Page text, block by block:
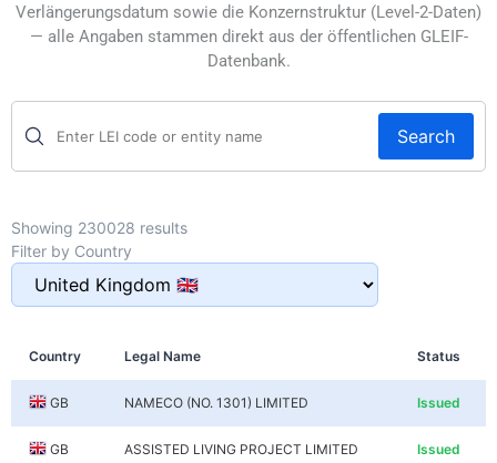
Verlängerungsdatum sowie die Konzernstruktur (Level-2-Daten)
— alle Angaben stammen direkt aus der öffentlichen GLEIF-
Datenbank.
Search
Showing 230028 results
Filter by Country
Country Legal Name Status
GB NAMECO (NO. 1301) LIMITED Issued
GB ASSISTED LIVING PROJECT LIMITED Issued